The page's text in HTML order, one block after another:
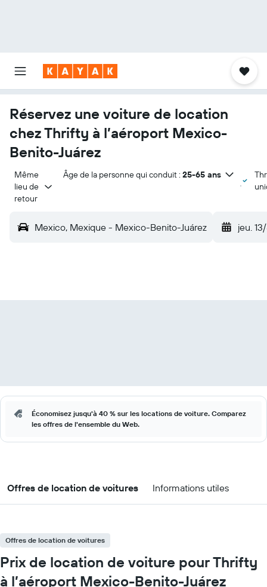
Réservez une voiture de location
chez Thrifty à l’aéroport Mexico-
Benito-Juárez
Même
lieu de
retour
Âge de la personne qui conduit : 25-65 ans
Mexico, Mexique - Mexico-Benito-Juárez jeu.
Économisez jusqu'à 40 % sur les locations de voiture. Comparez
les offres de l'ensemble du Web.
Offres de location de voitures Informations utiles
Offres de location de voitures
Prix de location de voiture pour Thrifty
à l’aéroport Mexico-Benito-Juárez